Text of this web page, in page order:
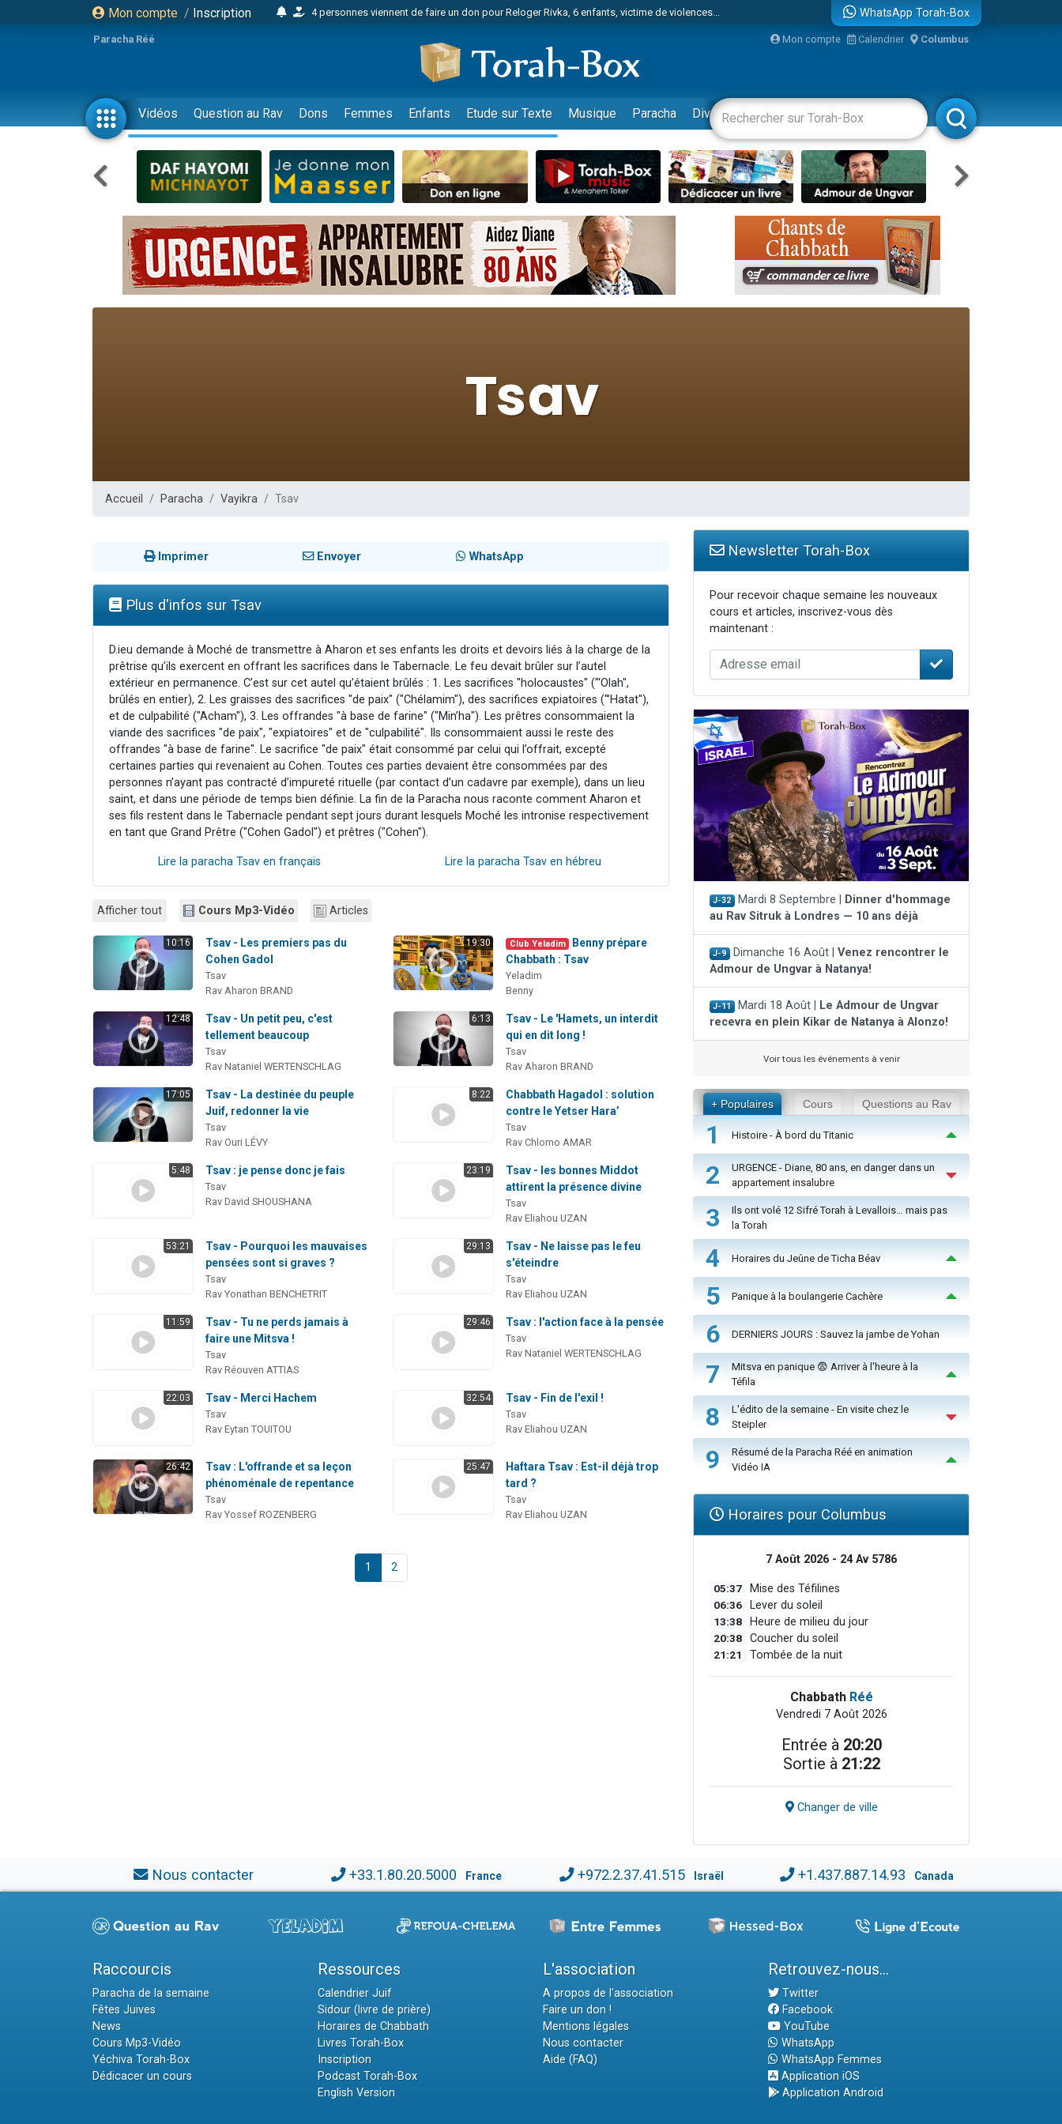
Mon compte / Inscription
4 personnes viennent de faire un don pour Reloger Rivka, 6 enfants, victime de violences...
17 personnes viennent de demander une bénédiction
4 personnes viennent de nous rejoindre sur WhatsApp
Il reste 49 places pour étudier en groupe sur Zoom
23 personnes viennent de faire un don pour Diane, 80 ans, dans un appartement insalubre
Eva vient de donner son Maasser
4 personnes viennent de nous rejoindre sur WhatsApp
3 personnes viennent de nous rejoindre sur WhatsApp
3 personnes viennent de faire un don pour 5 jours de vacances aux Orphelins
Odaya vient de donner son Maasser
2 personnes viennent de nous rejoindre sur WhatsApp
13 personnes viennent de demander une bénédiction
3 personnes viennent de nous rejoindre sur WhatsApp
2 personnes viennent de nous rejoindre sur WhatsApp
WhatsApp Torah-Box
Paracha Réé Mon compte Calendrier Columbus
Vidéos Question au Rav Dons Femmes Enfants Etude sur Texte Musique Paracha Divertissements Livres Rabbanim
Accueil Paracha Vayikra Tsav
Imprimer Envoyer WhatsApp
Plus d'infos sur Tsav
D.ieu demande à Moché de transmettre à Aharon et ses enfants les droits et devoirs liés à la charge de la
prêtrise qu’ils exercent en offrant les sacrifices dans le Tabernacle. Le feu devait brûler sur l’autel
extérieur en permanence. C’est sur cet autel qu’étaient brûlés : 1. Les sacrifices "holocaustes" ("‘Olah",
brûlés en entier), 2. Les graisses des sacrifices "de paix" ("Chélamim"), des sacrifices expiatoires ("’Hatat"),
et de culpabilité ("Acham"), 3. Les offrandes "à base de farine" ("Min’ha"). Les prêtres consommaient la
viande des sacrifices "de paix", "expiatoires" et de "culpabilité". Ils consommaient aussi le reste des
offrandes "à base de farine". Le sacrifice "de paix" était consommé par celui qui l’offrait, excepté
certaines parties qui revenaient au Cohen. Toutes ces parties devaient être consommées par des
personnes n’ayant pas contracté d’impureté rituelle (par contact d’un cadavre par exemple), dans un lieu
saint, et dans une période de temps bien définie. La fin de la Paracha nous raconte comment Aharon et
ses fils restent dans le Tabernacle pendant sept jours durant lesquels Moché les intronise respectivement
en tant que Grand Prêtre ("Cohen Gadol") et prêtres ("Cohen").
Lire la paracha Tsav en français Lire la paracha Tsav en hébreu
Afficher tout Cours Mp3-Vidéo Articles
10:16
Tsav - Les premiers pas du
Cohen Gadol
Tsav
Rav Aharon BRAND
19:30 Club Yeladim
Benny prépare
Chabbath : Tsav
Yeladim
Benny
12:48
Tsav - Un petit peu, c'est
tellement beaucoup
Tsav
Rav Nataniel WERTENSCHLAG
6:13
Tsav - Le 'Hamets, un interdit
qui en dit long !
Tsav
Rav Aharon BRAND
17:05
Tsav - La destinée du peuple
Juif, redonner la vie
Tsav
Rav Ouri LÉVY
8:22
Chabbath Hagadol : solution
contre le Yetser Hara’
Tsav
Rav Chlomo AMAR
5:48 Tsav : je pense donc je fais
Tsav
Rav David SHOUSHANA
23:19
Tsav - les bonnes Middot
attirent la présence divine
Tsav
Rav Eliahou UZAN
53:21
Tsav - Pourquoi les mauvaises
pensées sont si graves ?
Tsav
Rav Yonathan BENCHETRIT
29:13
Tsav - Ne laisse pas le feu
s'éteindre
Tsav
Rav Eliahou UZAN
11:59
Tsav - Tu ne perds jamais à
faire une Mitsva !
Tsav
Rav Réouven ATTIAS
29:46 Tsav : l'action face à la pensée
Tsav
Rav Nataniel WERTENSCHLAG
22:03 Tsav - Merci Hachem
Tsav
Rav Eytan TOUITOU
32:54 Tsav - Fin de l'exil !
Tsav
Rav Eliahou UZAN
26:42
Tsav : L'offrande et sa leçon
phénoménale de repentance
Tsav
Rav Yossef ROZENBERG
25:47
Haftara Tsav : Est-il déjà trop
tard ?
Tsav
Rav Eliahou UZAN
1 2
Newsletter Torah-Box
Pour recevoir chaque semaine les nouveaux
cours et articles, inscrivez-vous dès
maintenant :
J-32 Mardi 8 Septembre |
Dinner d'hommage
au Rav Sitruk à Londres — 10 ans déjà
J-9 Dimanche 16 Août | Venez rencontrer le
Admour de Ungvar à Natanya!
J-11 Mardi 18 Août |
Le Admour de Ungvar
recevra en plein Kikar de Natanya à Alonzo!
Voir tous les événements à venir
+ Populaires Cours Questions au Rav
1 Histoire - À bord du Titanic
2
URGENCE - Diane, 80 ans, en danger dans un
appartement insalubre
3
Ils ont volé 12 Sifré Torah à Levallois… mais pas
la Torah
4 Horaires du Jeûne de Ticha Béav
5 Panique à la boulangerie Cachère
6 DERNIERS JOURS : Sauvez la jambe de Yohan
7
Mitsva en panique 😨 Arriver à l'heure à la
Téfila
8
L'édito de la semaine - En visite chez le
Steipler
9
Résumé de la Paracha Réé en animation
Vidéo IA
Horaires pour Columbus
7 Août 2026 - 24 Av 5786
05:37 Mise des Téfilines
06:36 Lever du soleil
13:38 Heure de milieu du jour
20:38 Coucher du soleil
21:21 Tombée de la nuit
Chabbath Réé
Vendredi 7 Août 2026
Entrée à 20:20
Sortie à 21:22
Changer de ville
Nous contacter +33.1.80.20.5000 France +972.2.37.41.515 Israël +1.437.887.14.93 Canada
Raccourcis
Paracha de la semaine
Fêtes Juives
News
Cours Mp3-Vidéo
Yéchiva Torah-Box
Dédicacer un cours
Ressources
Calendrier Juif
Sidour (livre de prière)
Horaires de Chabbath
Livres Torah-Box
Inscription
Podcast Torah-Box
English Version
L'association
A propos de l'association
Faire un don !
Mentions légales
Nous contacter
Aide (FAQ)
Retrouvez-nous...
Twitter
Facebook
YouTube
WhatsApp
WhatsApp Femmes
Application iOS
Application Android